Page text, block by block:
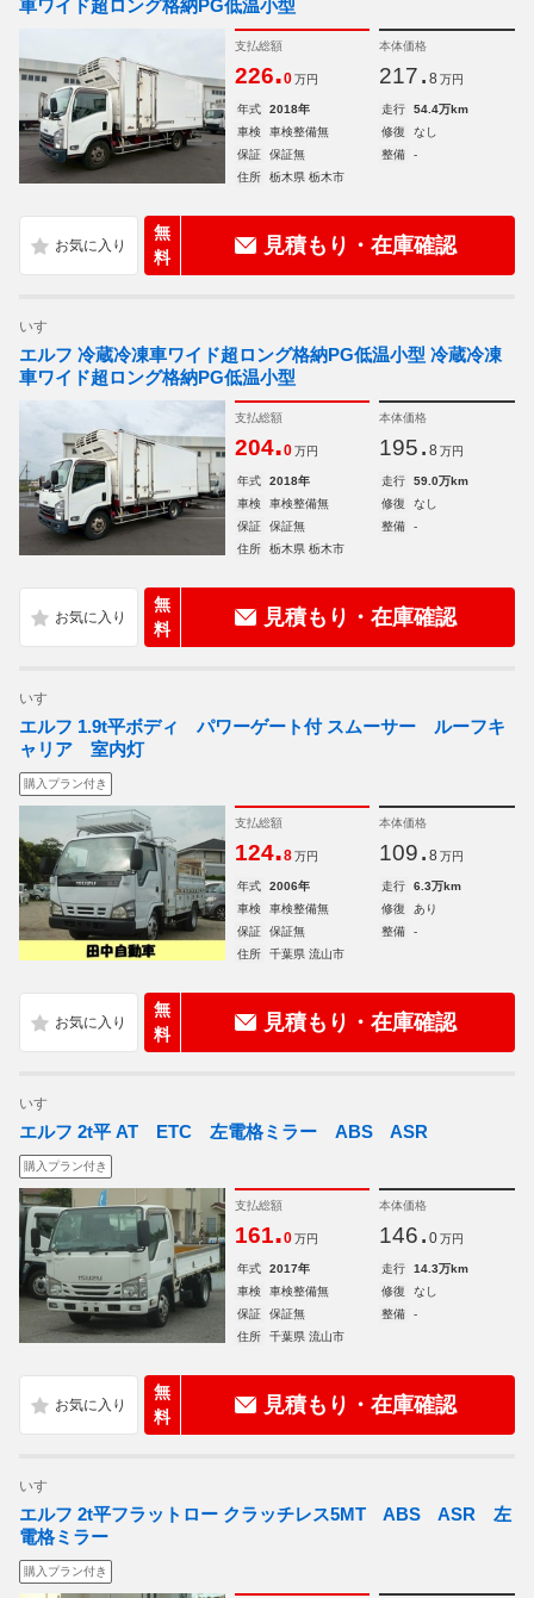
車ワイド超ロング格納PG低温小型
支払総額
226.0 万円
本体価格
217. 8 万円
年式 2018年 走行
54.4万km
車検
車検整備無 修復
なし
保証
保証無 整備
-
住所
栃木県 栃木市
無
料
見積もり・在庫確認
いすゞ
エルフ 冷蔵冷凍車ワイド超ロング格納PG低温小型 冷蔵冷凍
車ワイド超ロング格納PG低温小型
支払総額
204.0 万円
本体価格
195. 8 万円
年式 2018年 走行
59.0万km
車検
車検整備無 修復
なし
保証
保証無 整備
-
住所
栃木県 栃木市
無
料
見積もり・在庫確認
いすゞ
エルフ 1.9t平ボディ パワーゲート付 スムーサー ルーフキ
ャリア 室内灯
購入プラン付き
支払総額
124.8 万円
本体価格
109. 8 万円
年式 2006年 走行
6.3万km
車検
車検整備無 修復
あり
保証
保証無 整備
-
住所
千葉県 流山市
無
料
見積もり・在庫確認
いすゞ
エルフ 2t平 AT ETC 左電格ミラー ABS ASR
購入プラン付き
支払総額
161.0 万円
本体価格
146. 0 万円
年式 2017年 走行
14.3万km
車検
車検整備無 修復
なし
保証
保証無 整備
-
住所
千葉県 流山市
無
料
見積もり・在庫確認
いすゞ
エルフ 2t平フラットロー クラッチレス5MT ABS ASR 左
電格ミラー
購入プラン付き